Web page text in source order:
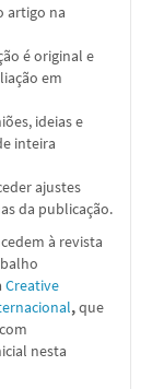
artigo na
é original e
em
ideias e
inteira
ajustes
da publicação.
à revista
Creative
,que
nesta